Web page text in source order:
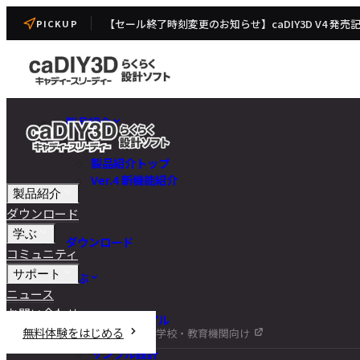
PICKUP 【セール終了時刻変更のお知らせ】caDIY3D V4 発売
製品紹介
製品紹介トップ
Ver.4 新機能紹介
ダウンロード
学ぶ
チュートリアル
DIY講座
サンプル設計
製品紹介
ダウンロード
学ぶ
コミュニティ
サポート
ニュース
お問い合わせ
無料体験をはじめる
学校・教育機関向け